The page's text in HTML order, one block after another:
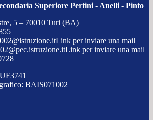
Superiore Pertini - Anelli - Pinto
5 – 70010 Turi (BA)
Link per inviare una mail
Link per inviare una mail
BAIS071002